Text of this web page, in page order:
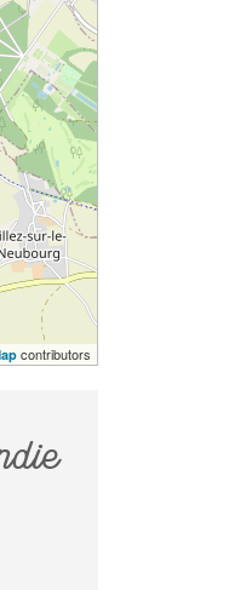
contributors